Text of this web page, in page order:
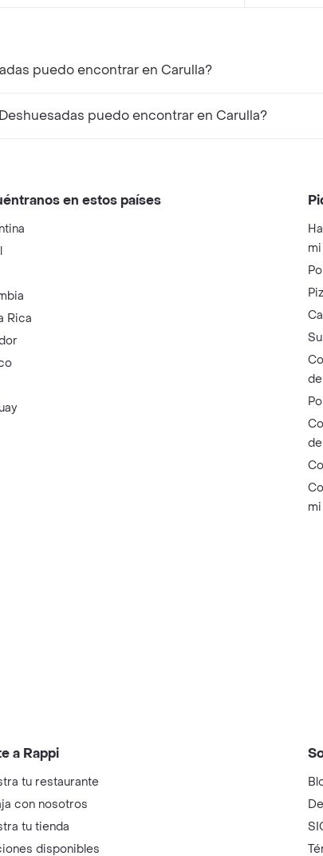
puedo encontrar en Carulla?
puedo encontrar en Carulla?
en estos países
Rica
mi
mi
a Rappi
tu restaurante
con nosotros
tu tienda
disponibles